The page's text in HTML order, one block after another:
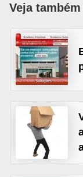
Veja também
i
s
t
i